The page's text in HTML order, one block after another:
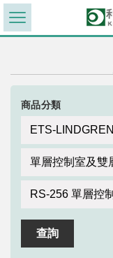
商品分類